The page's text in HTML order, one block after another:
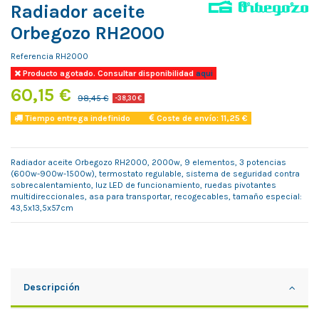
Radiador aceite
Orbegozo RH2000
Referencia RH2000
Producto agotado. Consultar disponibilidadaqui
60,15 € 98,45 € -38,30 €
Tiempo entrega indefinido Coste de envío: 11,25 €
Radiador aceite Orbegozo RH2000, 2000w, 9 elementos, 3 potencias
(600w-900w-1500w), termostato regulable, sistema de seguridad contra
sobrecalentamiento, luz LED de funcionamiento, ruedas pivotantes
multidireccionales, asa para transportar, recogecables, tamaño especial:
43,5x13,5x57cm
Descripción